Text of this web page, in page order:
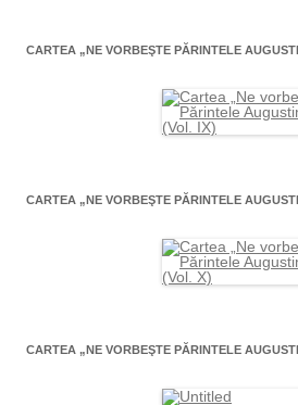
CARTEA „NE VORBEŞTE PĂRINTELE
CARTEA „NE VORBEŞTE PĂRINTELE
CARTEA „NE VORBEŞTE PĂRINTELE